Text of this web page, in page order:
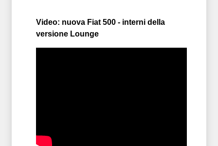
Video: nuova Fiat 500 - interni della
versione Lounge